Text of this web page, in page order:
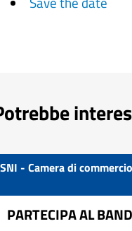
SNI - Camera di
PARTECIPA AL